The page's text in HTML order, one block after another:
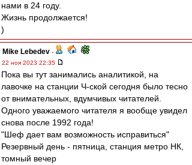
нами в 24 году.
Жизнь продолжается!
)
Mike Lebedev -
22 ноя 2023 22:35
Пока вы тут занимались аналитикой, на
лавочке на станции Ч-ской сегодня было тесно
от внимательных, вдумчивых читателей.
Одного уважаемого читателя я вообще увидел
снова после 1992 года!
"Шеф дает вам возможность исправиться"
Резервный день - пятница, станция метро НК,
томный вечер